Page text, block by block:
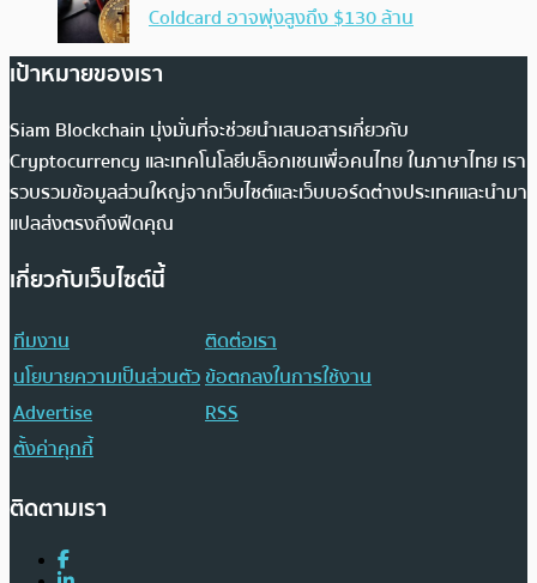
Coldcard อาจพุ่งสูงถึง $130 ล้าน
เป้าหมายของเรา
Siam Blockchain มุ่งมั่นที่จะช่วยนำเสนอสารเกี่ยวกับ
Cryptocurrency และเทคโนโลยีบล็อกเชนเพื่อคนไทย ในภาษาไทย เรา
รวบรวมข้อมูลส่วนใหญ่จากเว็บไซต์และเว็บบอร์ดต่างประเทศและนำมา
แปลส่งตรงถึงฟีดคุณ
เกี่ยวกับเว็บไซต์นี้
ทีมงาน
ติดต่อเรา
นโยบายความเป็นส่วนตัวข้อตกลงในการใช้งาน
Advertise
RSS
ตั้งค่าคุกกี้
ติดตามเรา